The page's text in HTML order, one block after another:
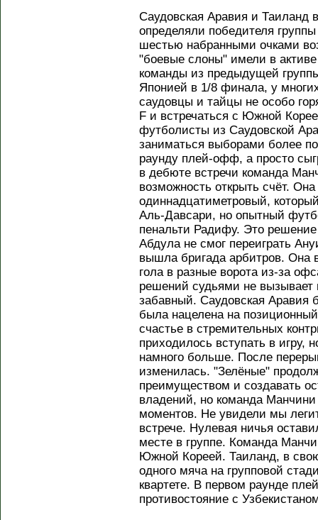
Саудовская Аравия и Таиланд
определяли победителя
шестью набранными очками
"боевые слоны" имели в
команды из предыдущей
Японией в 1/8 финала, у
саудовцы и тайцы не особо
F и встречаться с Южной
футболисты из Саудовской
заниматься выборами более
раунду плей-офф, а просто
в дебюте встречи команда
возможность открыть счёт.
одиннадцатиметровый,
Аль-Давсари, но опытный
пенальти Радифу. Это
Абдула не смог переиграть
вышла бригада арбитров. Она
гола в разные ворота из-за
решений судьями не вызывает
забавный. Саудовская Аравия
была нацелена на
счастье в стремительных
приходилось вступать в игру,
намного больше. После
изменилась. "Зелёные"
преимуществом и создавать
владений, но команда
моментов. Не увидели мы
встрече. Нулевая ничья
месте в группе. Команда
Южной Кореей. Таиланд, в
одного мяча на групповой
квартете. В первом раунде
противостояние с